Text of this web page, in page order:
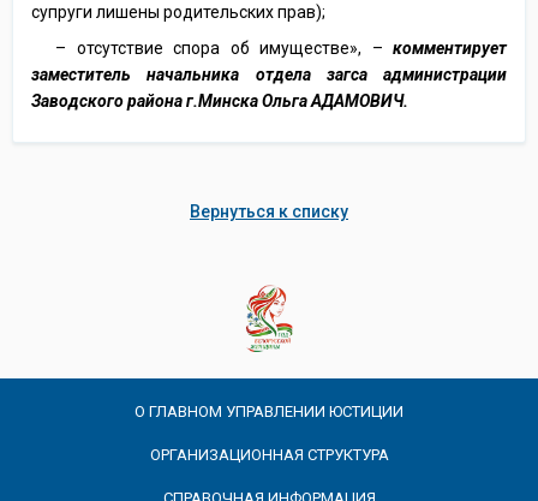
супруги лишены родительских прав);
– отсутствие спора об имуществе», – комментирует
заместитель начальника отдела загса администрации
Заводского района г.Минска Ольга АДАМОВИЧ.
Вернуться к списку
О ГЛАВНОМ УПРАВЛЕНИИ ЮСТИЦИИ
ОРГАНИЗАЦИОННАЯ СТРУКТУРА